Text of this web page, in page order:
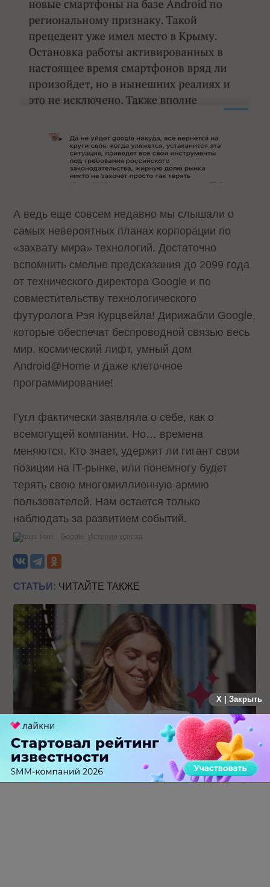
А ведь еще совсем недавно мы слышали о
самых невероятных планах корпорации по
«захвату мира» технологий. Достаточно
вспомнить смелые предсказания до 2099 года
от технического директора Google и по
совместительству технологического
футуролога Рэя Курцвейла! Дирижабли Google,
которые обеспечат беспроводной связью весь
мир, космический лифт, умный дом
Android@Home и даже клеточное
программирование!
Гугл фактически заявляла о себе, как о
всемогущей компании. Но… времена
меняются. Кто знает, удержит ли гигант свои
позиции на IT-рынке, или понемногу будет
терять свою многомиллионную армию
пользователей. Нам остается только
наблюдать за развитием событий.
Теги: Google История успеха
СТАТЬИ: ЧИТАЙТЕ ТАКЖЕ
Каким брендам действительно нужны mobile push-
коммуникации, а для кого это – лишняя трата ресурсов
X | Закрыть